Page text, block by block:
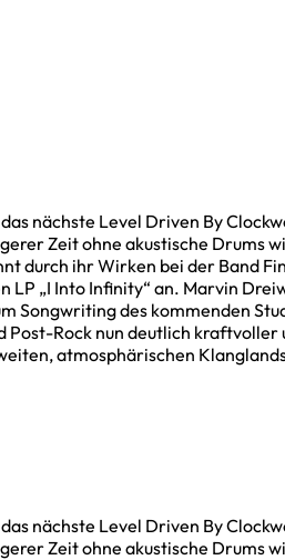
nächste Level Driven By
Zeit ohne akustische Drums
durch ihr Wirken bei der Band
„I Into Infinity“ an. Marvin
Songwriting des kommenden
Rock nun deutlich
atmosphärischen
nächste Level Driven By
Zeit ohne akustische Drums